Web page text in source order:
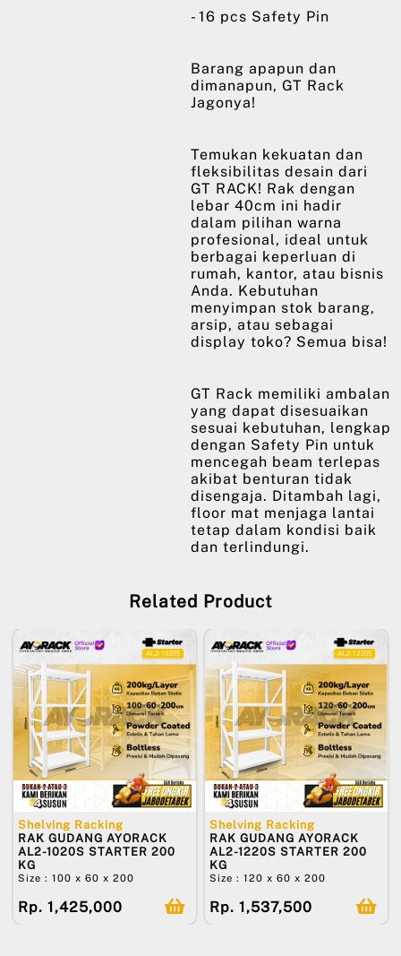
- 16 pcs Safety Pin
Barang apapun dan
dimanapun, GT Rack
Jagonya!
Temukan kekuatan dan
fleksibilitas desain dari
GT RACK! Rak dengan
lebar 40cm ini hadir
dalam pilihan warna
profesional, ideal untuk
berbagai keperluan di
rumah, kantor, atau bisnis
Anda. Kebutuhan
menyimpan stok barang,
arsip, atau sebagai
display toko? Semua bisa!
GT Rack memiliki ambalan
yang dapat disesuaikan
sesuai kebutuhan, lengkap
dengan Safety Pin untuk
mencegah beam terlepas
akibat benturan tidak
disengaja. Ditambah lagi,
floor mat menjaga lantai
tetap dalam kondisi baik
dan terlindungi.
Related Product
Shelving Racking
RAK GUDANG AYORACK
AL2-1020S STARTER 200
KG
Size : 100 x 60 x 200
Rp. 1,425,000
Shelving Racking
RAK GUDANG AYORACK
AL2-1220S STARTER 200
KG
Size : 120 x 60 x 200
Rp. 1,537,500